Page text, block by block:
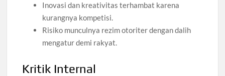
Inovasi dan kreativitas terhambat karena
kurangnya kompetisi.
Risiko munculnya rezim otoriter dengan dalih
mengatur demi rakyat.
Kritik Internal